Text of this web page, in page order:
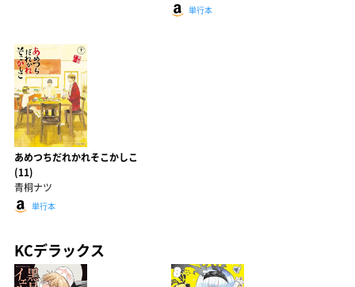
単行本
あめつちだれかれそこかしこ
(11)
青桐ナツ
単行本
KCデラックス